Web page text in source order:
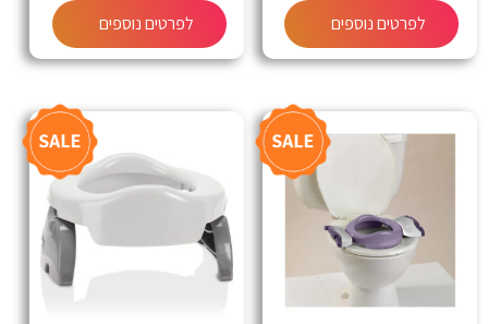
לפרטים נוספים לפרטים נוספים